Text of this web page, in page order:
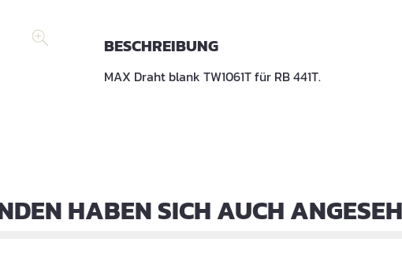
BESCHREIBUNG
MAX Draht blank TW1061T für RB 441T.
HABEN SICH AUCH